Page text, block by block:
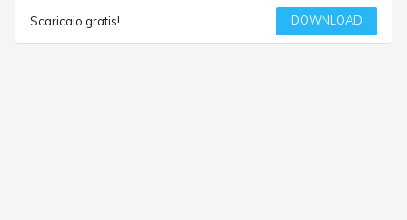
Scaricalo gratis! DOWNLOAD